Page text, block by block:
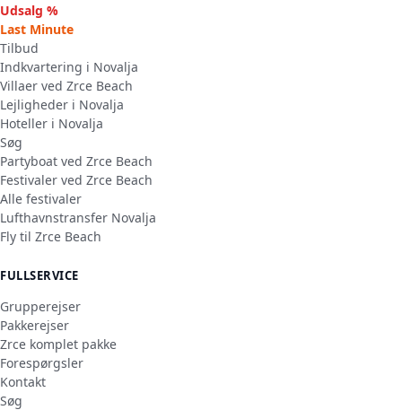
Udsalg %
Last Minute
Tilbud
Indkvartering i Novalja
Villaer ved Zrce Beach
Lejligheder i Novalja
Hoteller i Novalja
Søg
Partyboat ved Zrce Beach
Festivaler ved Zrce Beach
Alle festivaler
Lufthavnstransfer Novalja
Fly til Zrce Beach
FULLSERVICE
Grupperejser
Pakkerejser
Zrce komplet pakke
Forespørgsler
Kontakt
Søg